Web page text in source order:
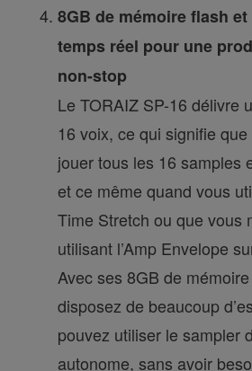
8GB de mémoire flash
temps réel pour une
non-stop
Le TORAIZ SP-16 délivre
16 voix, ce qui signifie
jouer tous les 16 samples
et ce même quand vous
Time Stretch ou que vous
utilisant l’Amp Envelope
Avec ses 8GB de
disposez de beaucoup
pouvez utiliser le sampler
autonome, sans avoir